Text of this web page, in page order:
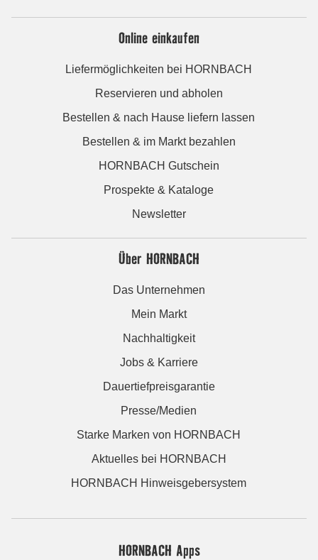
Online einkaufen
Liefermöglichkeiten bei HORNBACH
Reservieren und abholen
Bestellen & nach Hause liefern lassen
Bestellen & im Markt bezahlen
HORNBACH Gutschein
Prospekte & Kataloge
Newsletter
Über HORNBACH
Das Unternehmen
Mein Markt
Nachhaltigkeit
Jobs & Karriere
Dauertiefpreisgarantie
Presse/Medien
Starke Marken von HORNBACH
Aktuelles bei HORNBACH
HORNBACH Hinweisgebersystem
HORNBACH Apps